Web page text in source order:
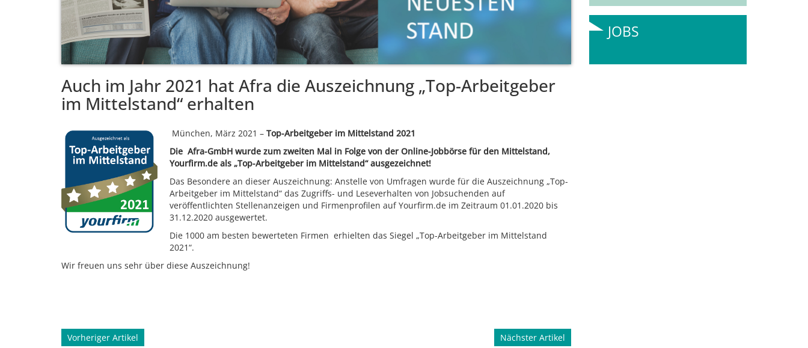
Auch im Jahr 2021 hat Afra die Auszeichnung „Top-Arbeitgeber
im Mittelstand“ erhalten
München, März 2021 – Top-Arbeitgeber im Mittelstand 2021
Die Afra-GmbH wurde zum zweiten Mal in Folge von der Online-Jobbörse für den Mittelstand,
Yourfirm.de als „Top-Arbeitgeber im Mittelstand“ ausgezeichnet!
Das Besondere an dieser Auszeichnung: Anstelle von Umfragen wurde für die Auszeichnung „Top-
Arbeitgeber im Mittelstand“ das Zugriffs- und Leseverhalten von Jobsuchenden auf
veröffentlichten Stellenanzeigen und Firmenprofilen auf Yourfirm.de im Zeitraum 01.01.2020 bis
31.12.2020 ausgewertet.
Die 1000 am besten bewerteten Firmen erhielten das Siegel „Top-Arbeitgeber im Mittelstand
2021“.
Wir freuen uns sehr über diese Auszeichnung!
Beitragsnavigation
Vorheriger Artikel Nächster Artikel
JOBS